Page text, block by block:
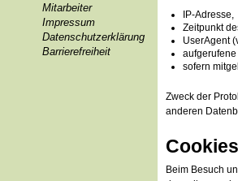
IP-Adresse,
Zeitpunkt
UserAgent
sofern
Zweck der
anderen
Cookies
Beim Besuch
Mitarbeiter
Impressum
Datenschutzerklärung
Barrierefreiheit